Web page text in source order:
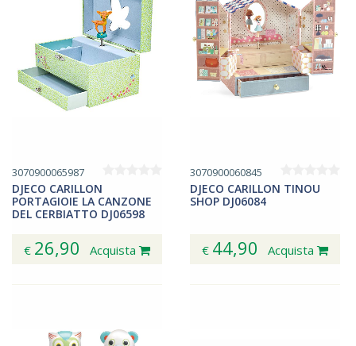
3070900065987
DJECO CARILLON
PORTAGIOIE LA CANZONE
DEL CERBIATTO DJ06598
€ 26,90 Acquista
3070900060845
DJECO CARILLON TINOU
SHOP DJ06084
€ 44,90 Acquista